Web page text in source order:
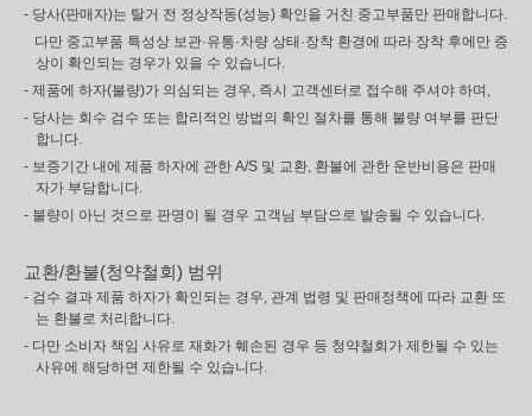
- 당사(판매자)는 탈거 전 정상작동(성능) 확인을 거친 중고부품만 판매합니다.
다만 중고부품 특성상 보관·유통·차량 상태·장착 환경에 따라 장착 후에만 증
상이 확인되는 경우가 있을 수 있습니다.
- 제품에 하자(불량)가 의심되는 경우, 즉시 고객센터로 접수해 주셔야 하며,
- 당사는 회수 검수 또는 합리적인 방법의 확인 절차를 통해 불량 여부를 판단
합니다.
- 보증기간 내에 제품 하자에 관한 A/S 및 교환, 환불에 관한 운반비용은 판매
자가 부담합니다.
- 불량이 아닌 것으로 판명이 될 경우 고객님 부담으로 발송될 수 있습니다.
교환/환불(청약철회) 범위
- 검수 결과 제품 하자가 확인되는 경우, 관계 법령 및 판매정책에 따라 교환 또
는 환불로 처리합니다.
- 다만 소비자 책임 사유로 재화가 훼손된 경우 등 청약철회가 제한될 수 있는
사유에 해당하면 제한될 수 있습니다.